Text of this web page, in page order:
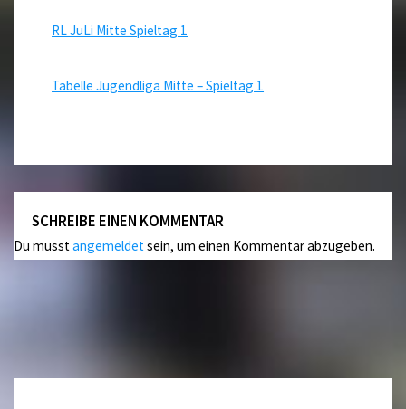
RL JuLi Mitte Spieltag 1
Tabelle Jugendliga Mitte – Spieltag 1
SCHREIBE EINEN KOMMENTAR
Du musstangemeldetsein, um einen Kommentar abzugeben.